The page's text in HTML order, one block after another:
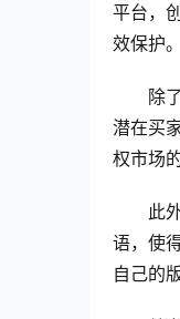
平台，
效保护。
除
潜在买
权市场
此
语，使
自己的